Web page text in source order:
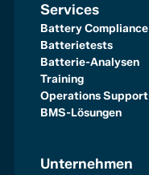
Services
Battery Compliance
Batterietests
Batterie-Analysen
Training
Operations Support
BMS-Lösungen
Unternehmen